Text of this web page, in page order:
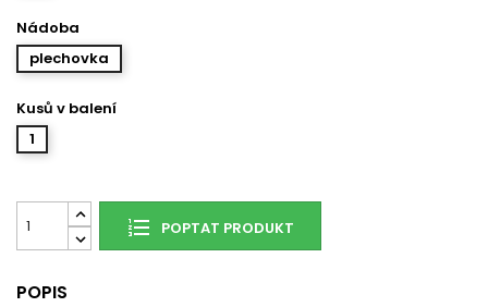
Nádoba
plechovka
Kusů v balení
1
POPTAT PRODUKT
POPIS